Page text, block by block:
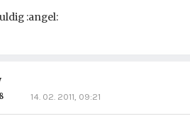
:angel:
14. 02. 2011, 09:21